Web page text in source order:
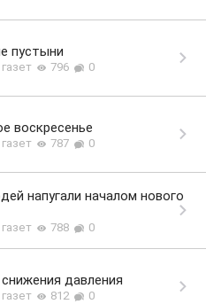
пустыни
796 0
воскресенье
787 0
напугали началом нового
788 0
давления
812 0